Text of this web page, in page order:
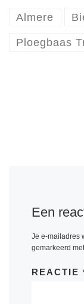
Almere
Ploegbaas
Een
Je e-mailadres
gemarkeerd
REACTIE